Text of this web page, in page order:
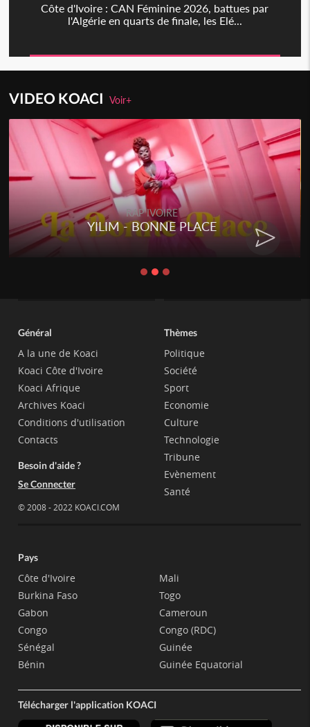
Côte d'Ivoire : CAN Féminine 2026, battues par
l'Algérie en quarts de finale, les Elé...
VIDEO KOACIVoir+
RAP IVOIRE
YILIM - BONNE PLACE
Général
A la une de Koaci
Koaci Côte d'Ivoire
Koaci Afrique
Archives Koaci
Conditions d'utilisation
Contacts
Besoin d'aide ?
Se Connecter
© 2008 - 2022 KOACI.COM
Thèmes
Politique
Société
Sport
Economie
Culture
Technologie
Tribune
Evènement
Santé
Pays
Côte d'Ivoire
Burkina Faso
Gabon
Congo
Sénégal
Bénin
Mali
Togo
Cameroun
Congo (RDC)
Guinée
Guinée Equatorial
Télécharger l'application KOACI